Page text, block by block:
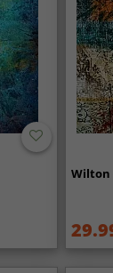
Wilton